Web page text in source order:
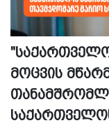
მოცვის